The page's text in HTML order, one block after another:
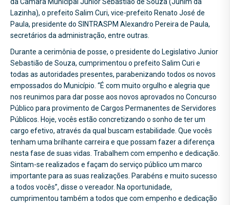
Lazinha), o prefeito Salim Curi, vice-prefeito Renato José de
Paula, presidente do SINTRASPM Alexandro Pereira de Paula,
secretários da administração, entre outras.
Durante a cerimônia de posse, o presidente do Legislativo Junior
Sebastião de Souza, cumprimentou o prefeito Salim Curi e
todas as autoridades presentes, parabenizando todos os novos
empossados do Município. “É com muito orgulho e alegria que
nos reunimos para dar posse aos novos aprovados no Concurso
Público para provimento de Cargos Permanentes de Servidores
Públicos. Hoje, vocês estão concretizando o sonho de ter um
cargo efetivo, através da qual buscam estabilidade. Que vocês
tenham uma brilhante carreira e que possam fazer a diferença
nesta fase de suas vidas. Trabalhem com empenho e dedicação.
Sintam-se realizados e façam do serviço público um marco
importante para as suas realizações. Parabéns e muito sucesso
a todos vocês”, disse o vereador. Na oportunidade,
cumprimentou também a todos que com empenho e dedicação